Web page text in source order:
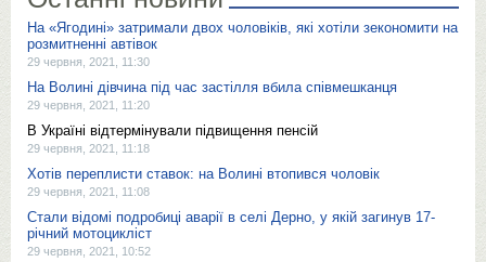
На «Ягодині» затримали двох чоловіків, які хотіли зекономити на
розмитненні автівок
29 червня, 2021, 11:30
На Волині дівчина під час застілля вбила співмешканця
29 червня, 2021, 11:20
В Україні відтермінували підвищення пенсій
29 червня, 2021, 11:18
Хотів переплисти ставок: на Волині втопився чоловік
29 червня, 2021, 11:08
Стали відомі подробиці аварії в селі Дерно, у якій загинув 17-
річний мотоцикліст
29 червня, 2021, 10:52